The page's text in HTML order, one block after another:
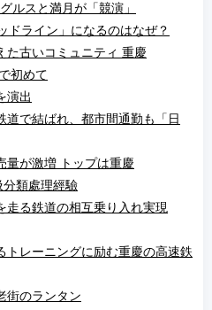
ルスと満月が「競演」
ドライン」になるのはなぜ？
た古いコミュニティ 重慶
初めて
演出
で結ばれ、都市間通勤も「日
量が激増 トップは重慶
分類處理經驗
走る鉄道の相互乗り入れ実現
トレーニングに励む重慶の高速鉄
街のランタン